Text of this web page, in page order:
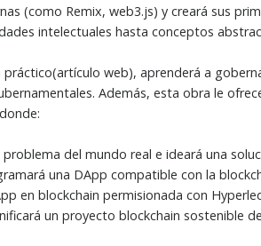
(como Remix, web3.js) y creará sus
intelectuales hasta conceptos
práctico(artículo web), aprenderá a
Además, esta obra le
del mundo real e ideará una
una DApp compatible con la
en blockchain permisionada con
un proyecto blockchain sostenible